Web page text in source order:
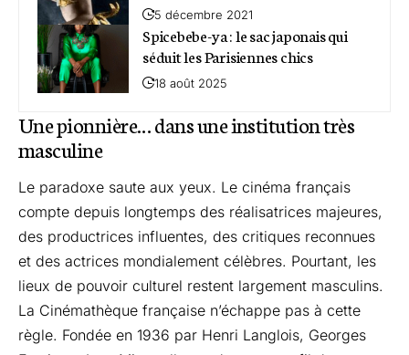
5 décembre 2021
Spicebebe-ya : le sac japonais qui
séduit les Parisiennes chics
18 août 2025
Une pionnière… dans une institution très
masculine
Le paradoxe saute aux yeux. Le cinéma français
compte depuis longtemps des réalisatrices majeures,
des productrices influentes, des critiques reconnues
et des actrices mondialement célèbres. Pourtant, les
lieux de pouvoir culturel restent largement masculins.
La Cinémathèque française n’échappe pas à cette
règle. Fondée en 1936 par Henri Langlois, Georges